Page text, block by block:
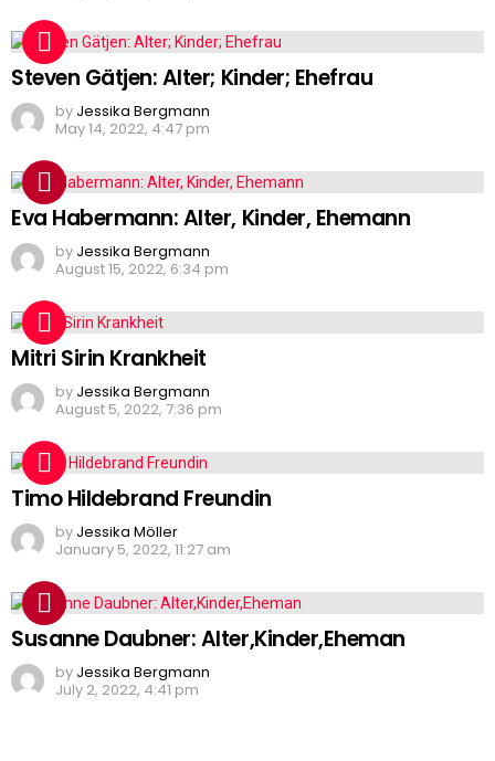
Steven Gätjen: Alter; Kinder; Ehefrau
by Jessika Bergmann
May 14, 2022, 4:47 pm
Eva Habermann: Alter, Kinder, Ehemann
by Jessika Bergmann
August 15, 2022, 6:34 pm
Mitri Sirin Krankheit
by Jessika Bergmann
August 5, 2022, 7:36 pm
Timo Hildebrand Freundin
by Jessika Möller
January 5, 2022, 11:27 am
Susanne Daubner: Alter,Kinder,Eheman
by Jessika Bergmann
July 2, 2022, 4:41 pm